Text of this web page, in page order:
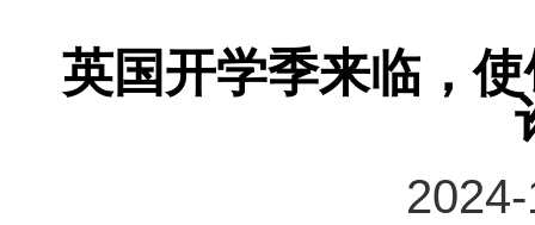
英国开学季来临，